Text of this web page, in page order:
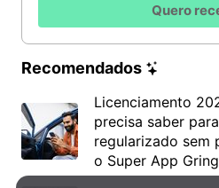
Quero
Recomendados
Licenciamento
precisa saber
regularizado sem
o Super App